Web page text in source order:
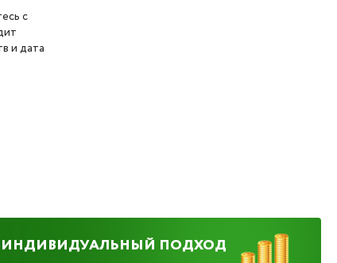
с
и дата
ИНДИВИДУАЛЬНЫЙ ПОДХОД